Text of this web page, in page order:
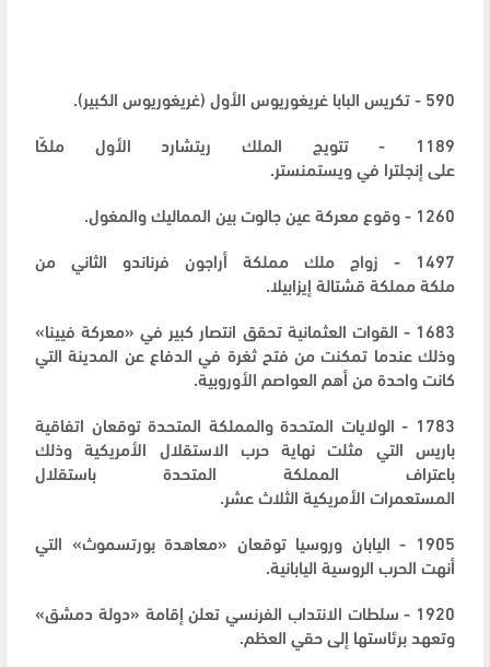
590 - تكريس البابا غريغوريوس الأول (غريغوريوس الكبير).
1189 - تتويج الملك ريتشارد الأول ملكًا
على إنجلترا في ويستمنستر.
1260 - وقوع معركة عين جالوت بين المماليك والمغول.
1497 - زواج ملك مملكة أراجون فرناندو الثاني من
ملكة مملكة قشتالة إيزابيلا.
1683 - القوات العثمانية تحقق انتصار كبير في «معركة فيينا»
وذلك عندما تمكنت من فتح ثغرة في الدفاع عن المدينة التي
كانت واحدة من أهم العواصم الأوروبية.
1783 - الولايات المتحدة والمملكة المتحدة توقعان اتفاقية
باريس التي مثلت نهاية حرب الاستقلال الأمريكية وذلك
باعتراف المملكة المتحدة باستقلال
المستعمرات الأمريكية الثلاث عشر.
1905 - اليابان وروسيا توقعان «معاهدة بورتسموث» التي
أنهت الحرب الروسية اليابانية.
1920 - سلطات الانتداب الفرنسي تعلن إقامة «دولة دمشق»
وتعهد برئاستها إلى حقي العظم.